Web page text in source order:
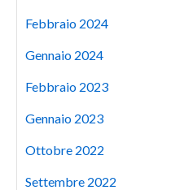
Febbraio 2024
Gennaio 2024
Febbraio 2023
Gennaio 2023
Ottobre 2022
Settembre 2022